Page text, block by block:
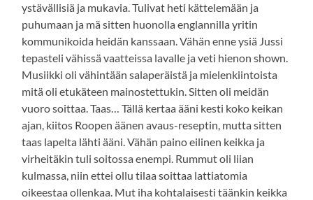
ystävällisiä ja mukavia. Tulivat heti kättelemään ja
puhumaan ja mä sitten huonolla englannilla yritin
kommunikoida heidän kanssaan. Vähän enne ysiä Jussi
tepasteli vähissä vaatteissa lavalle ja veti hienon shown.
Musiikki oli vähintään salaperäistä ja mielenkiintoista
mitä oli etukäteen mainostettukin. Sitten oli meidän
vuoro soittaa. Taas… Tällä kertaa ääni kesti koko keikan
ajan, kiitos Roopen äänen avaus-reseptin, mutta sitten
taas lapelta lähti ääni. Vähän paino eilinen keikka ja
virheitäkin tuli soitossa enempi. Rummut oli liian
kulmassa, niin ettei ollu tilaa soittaa lattiatomia
oikeestaa ollenkaa. Mut iha kohtalaisesti täänkin keikka